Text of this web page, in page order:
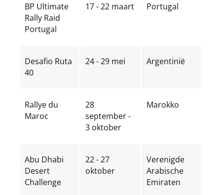
BP Ultimate
Rally Raid
Portugal
17 - 22 maart Portugal
Desafio Ruta
40
24 - 29 mei Argentinië
Rallye du
Maroc
28
september -
3 oktober
Marokko
Abu Dhabi
Desert
Challenge
22 - 27
oktober
Verenigde
Arabische
Emiraten